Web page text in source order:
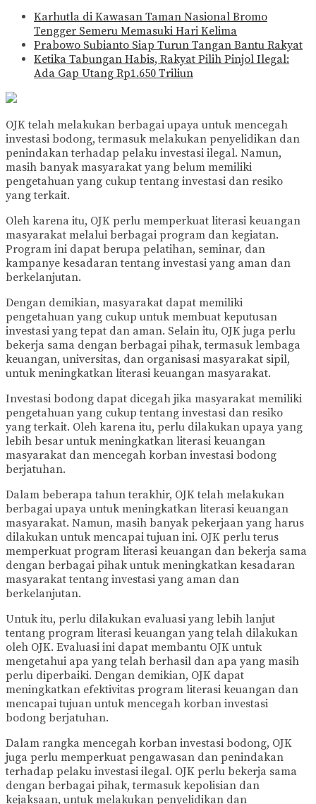
Karhutla di Kawasan Taman Nasional Bromo
Tengger Semeru Memasuki Hari Kelima
Prabowo Subianto Siap Turun Tangan Bantu Rakyat
Ketika Tabungan Habis, Rakyat Pilih Pinjol Ilegal:
Ada Gap Utang Rp1.650 Triliun
OJK telah melakukan berbagai upaya untuk mencegah
investasi bodong, termasuk melakukan penyelidikan dan
penindakan terhadap pelaku investasi ilegal. Namun,
masih banyak masyarakat yang belum memiliki
pengetahuan yang cukup tentang investasi dan resiko
yang terkait.
Oleh karena itu, OJK perlu memperkuat literasi keuangan
masyarakat melalui berbagai program dan kegiatan.
Program ini dapat berupa pelatihan, seminar, dan
kampanye kesadaran tentang investasi yang aman dan
berkelanjutan.
Dengan demikian, masyarakat dapat memiliki
pengetahuan yang cukup untuk membuat keputusan
investasi yang tepat dan aman. Selain itu, OJK juga perlu
bekerja sama dengan berbagai pihak, termasuk lembaga
keuangan, universitas, dan organisasi masyarakat sipil,
untuk meningkatkan literasi keuangan masyarakat.
Investasi bodong dapat dicegah jika masyarakat memiliki
pengetahuan yang cukup tentang investasi dan resiko
yang terkait. Oleh karena itu, perlu dilakukan upaya yang
lebih besar untuk meningkatkan literasi keuangan
masyarakat dan mencegah korban investasi bodong
berjatuhan.
Dalam beberapa tahun terakhir, OJK telah melakukan
berbagai upaya untuk meningkatkan literasi keuangan
masyarakat. Namun, masih banyak pekerjaan yang harus
dilakukan untuk mencapai tujuan ini. OJK perlu terus
memperkuat program literasi keuangan dan bekerja sama
dengan berbagai pihak untuk meningkatkan kesadaran
masyarakat tentang investasi yang aman dan
berkelanjutan.
Untuk itu, perlu dilakukan evaluasi yang lebih lanjut
tentang program literasi keuangan yang telah dilakukan
oleh OJK. Evaluasi ini dapat membantu OJK untuk
mengetahui apa yang telah berhasil dan apa yang masih
perlu diperbaiki. Dengan demikian, OJK dapat
meningkatkan efektivitas program literasi keuangan dan
mencapai tujuan untuk mencegah korban investasi
bodong berjatuhan.
Dalam rangka mencegah korban investasi bodong, OJK
juga perlu memperkuat pengawasan dan penindakan
terhadap pelaku investasi ilegal. OJK perlu bekerja sama
dengan berbagai pihak, termasuk kepolisian dan
kejaksaan, untuk melakukan penyelidikan dan